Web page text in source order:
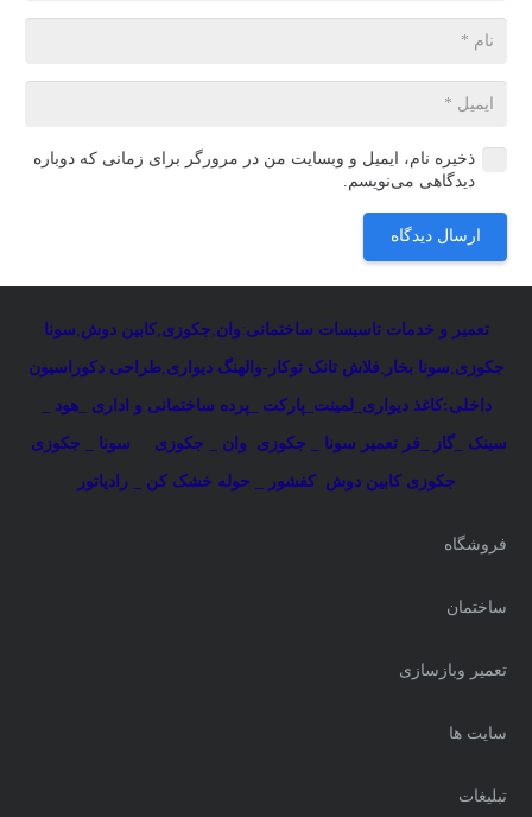
ذخیره نام، ایمیل و وبسایت من در مرورگر برای زمانی که دوباره
دیدگاهی می‌نویسم.
ارسال دیدگاه
تعمیر و خدمات تاسیسات ساختمانی:وان جکوزی ,کابین دوش سونا
جکوزی سونا بخار فلاش تانک توکار-والهنگ دیواری ,طراحی دکوراسیون
داخلی:کاغذ دیواری_لمینت_پارکت _پرده ساختمانی و اداری _هود _
سینک _گاز _فر تعمیر سونا _ جکوزی وان _ جکوزی سونا _ جکوزی
جکوزی کابین دوش کفشور _ حوله خشک کن _ رادیاتور
فروشگاه
ساختمان
تعمیر وبازسازی
سایت ها
تبلیغات